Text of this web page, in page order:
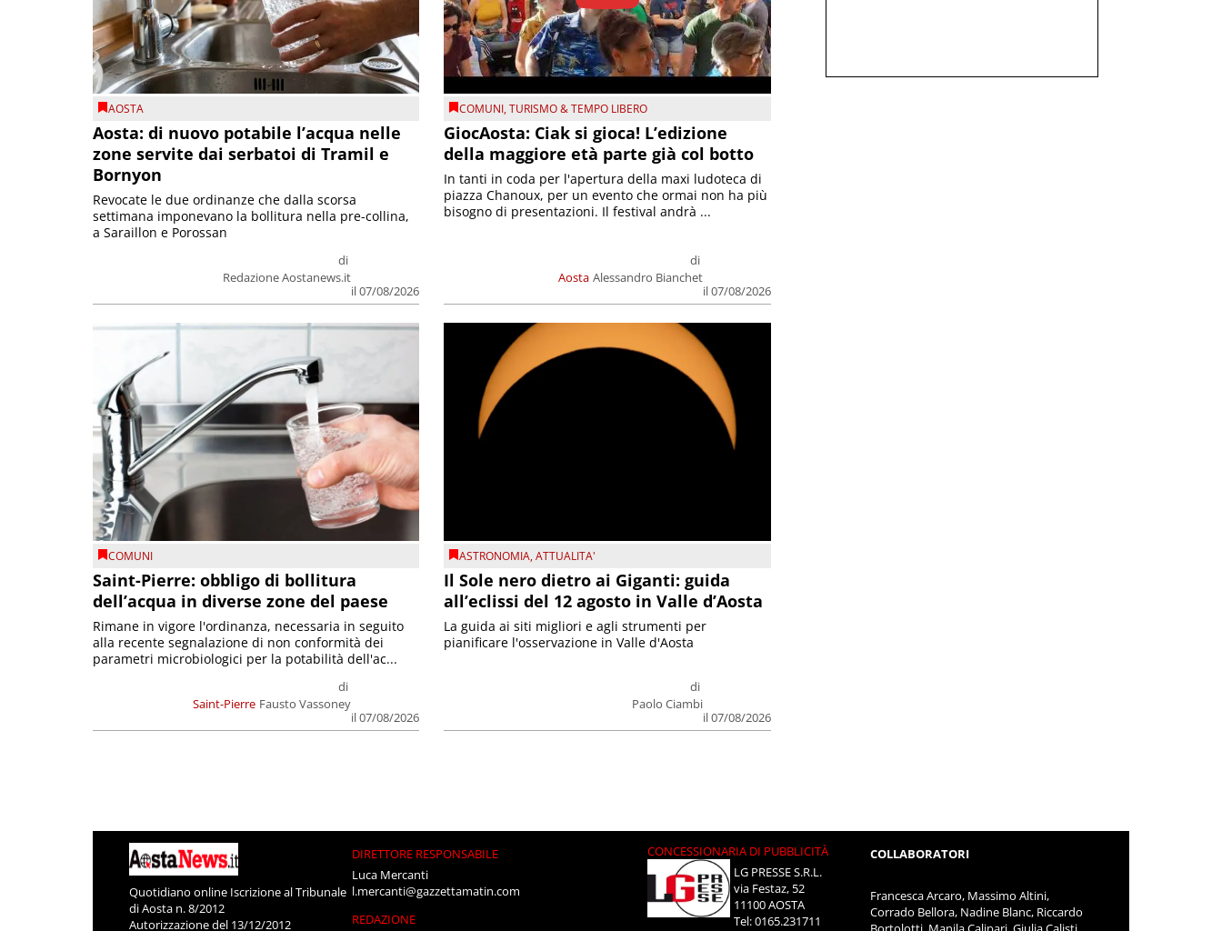
AOSTA
Aosta: di nuovo potabile l’acqua nelle
zone servite dai serbatoi di Tramil e
Bornyon
di
Redazione Aostanews.it
il 07/08/2026
Revocate le due ordinanze che dalla scorsa
settimana imponevano la bollitura nella pre-collina,
a Saraillon e Porossan
COMUNI,TURISMO & TEMPO LIBERO
GiocAosta: Ciak si gioca! L’edizione
della maggiore età parte già col botto
Aosta
di
Alessandro Bianchet
il 07/08/2026
In tanti in coda per l'apertura della maxi ludoteca di
piazza Chanoux, per un evento che ormai non ha più
bisogno di presentazioni. Il festival andrà ...
COMUNI
Saint-Pierre: obbligo di bollitura
dell’acqua in diverse zone del paese
Saint-Pierre
di
Fausto Vassoney
il 07/08/2026
Rimane in vigore l'ordinanza, necessaria in seguito
alla recente segnalazione di non conformità dei
parametri microbiologici per la potabilità dell'ac...
ASTRONOMIA,ATTUALITA'
Il Sole nero dietro ai Giganti: guida
all’eclissi del 12 agosto in Valle d’Aosta
di
Paolo Ciambi
il 07/08/2026
La guida ai siti migliori e agli strumenti per
pianificare l'osservazione in Valle d'Aosta
Quotidiano online Iscrizione al Tribunale
di Aosta n. 8/2012
Autorizzazione del 13/12/2012
DIRETTORE RESPONSABILE
Luca Mercanti
l.mercanti@gazzettamatin.com
REDAZIONE
CONCESSIONARIA DI PUBBLICITÀ
LG PRESSE S.R.L.
via Festaz, 52
11100 AOSTA
Tel: 0165.231711
COLLABORATORI
Francesca Arcaro, Massimo Altini,
Corrado Bellora, Nadine Blanc, Riccardo